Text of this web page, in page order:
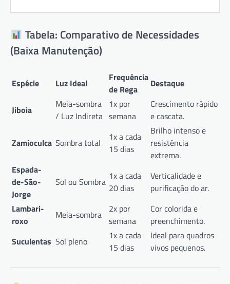
Tabela: Comparativo de Necessidades
(Baixa Manutenção)
Espécie Luz Ideal
Frequência
de Rega
Destaque
Jiboia
Meia-sombra
/ Luz Indireta
1x por
semana
Crescimento rápido
e cascata.
Zamioculca Sombra total
1x a cada
15 dias
Brilho intenso e
resistência
extrema.
Espada-
de-São-
Jorge
Sol ou Sombra 1x a cada
20 dias
Verticalidade e
purificação do ar.
Lambari-
roxo
Meia-sombra
2x por
semana
Cor colorida e
preenchimento.
Suculentas Sol pleno
1x a cada
15 dias
Ideal para quadros
vivos pequenos.